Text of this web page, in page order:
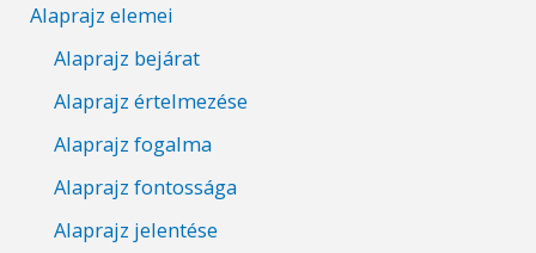
Alaprajz elemei
Alaprajz bejárat
Alaprajz értelmezése
Alaprajz fogalma
Alaprajz fontossága
Alaprajz jelentése